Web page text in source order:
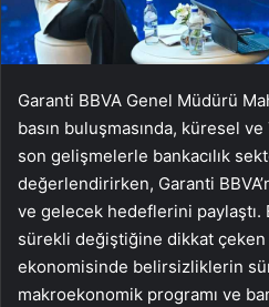
Garanti BBVA Genel Müdürü
basın buluşmasında, küresel
son gelişmelerle bankacılık
değerlendirirken, Garanti
ve gelecek hedeflerini
sürekli değiştiğine dikkat
ekonomisinde belirsizliklerin
makroekonomik programı ve